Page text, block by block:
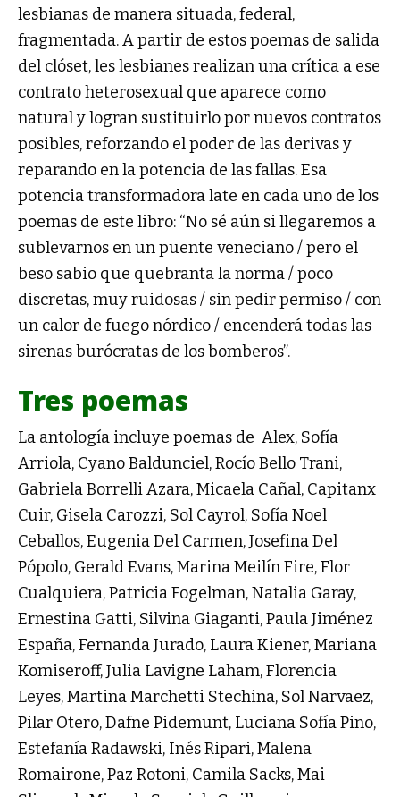
lesbianas de manera situada, federal,
fragmentada. A partir de estos poemas de salida
del clóset, les lesbianes realizan una crítica a ese
contrato heterosexual que aparece como
natural y logran sustituirlo por nuevos contratos
posibles, reforzando el poder de las derivas y
reparando en la potencia de las fallas. Esa
potencia transformadora late en cada uno de los
poemas de este libro: “No sé aún si llegaremos a
sublevarnos en un puente veneciano / pero el
beso sabio que quebranta la norma / poco
discretas, muy ruidosas / sin pedir permiso / con
un calor de fuego nórdico / encenderá todas las
sirenas burócratas de los bomberos”.
Tres poemas
La antología incluye poemas de Alex, Sofía
Arriola, Cyano Baldunciel, Rocío Bello Trani,
Gabriela Borrelli Azara, Micaela Cañal, Capitanx
Cuir, Gisela Carozzi, Sol Cayrol, Sofía Noel
Ceballos, Eugenia Del Carmen, Josefina Del
Pópolo, Gerald Evans, Marina Meilín Fire, Flor
Cualquiera, Patricia Fogelman, Natalia Garay,
Ernestina Gatti, Silvina Giaganti, Paula Jiménez
España, Fernanda Jurado, Laura Kiener, Mariana
Komiseroff, Julia Lavigne Laham, Florencia
Leyes, Martina Marchetti Stechina, Sol Narvaez,
Pilar Otero, Dafne Pidemunt, Luciana Sofía Pino,
Estefanía Radawski, Inés Ripari, Malena
Romairone, Paz Rotoni, Camila Sacks, Mai